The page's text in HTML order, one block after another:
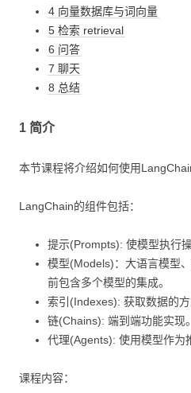
4 向量数据库与词向量
5 检索 retrieval
6 问答
7 聊天
8 总结
1 简介
本节课程将介绍如何使用
LangChain的组件包括：
提示(Prompts): 使模型执行操
模型(Models)：大语言模型
前包含多个模型的集成。
索引(Indexes): 获取数据的
链(Chains): 端到端功能实现。
代理(Agents): 使用模型作为
课程内容：